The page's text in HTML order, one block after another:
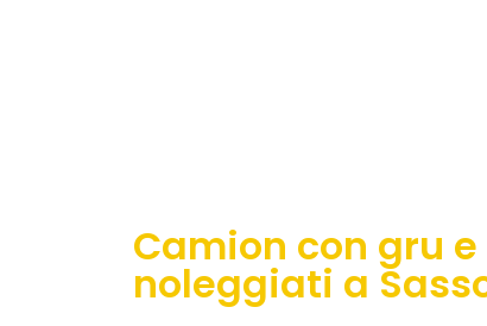
Camion con gru
noleggiati a